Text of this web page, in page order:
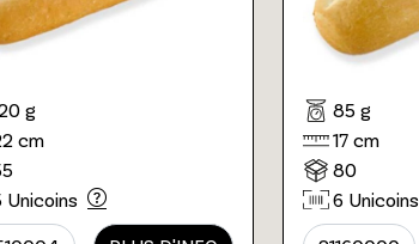
g
cm
Unicoins
85 g
17 cm
80
6 Unicoins